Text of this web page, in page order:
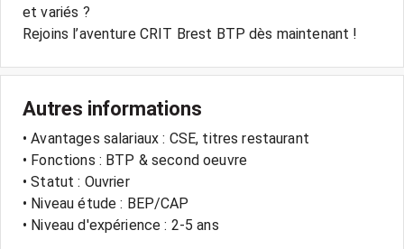
et variés ?
Rejoins l’aventure CRIT Brest BTP dès maintenant !
Autres informations
• Avantages salariaux : CSE, titres restaurant
• Fonctions : BTP & second oeuvre
• Statut : Ouvrier
• Niveau étude : BEP/CAP
• Niveau d'expérience : 2-5 ans